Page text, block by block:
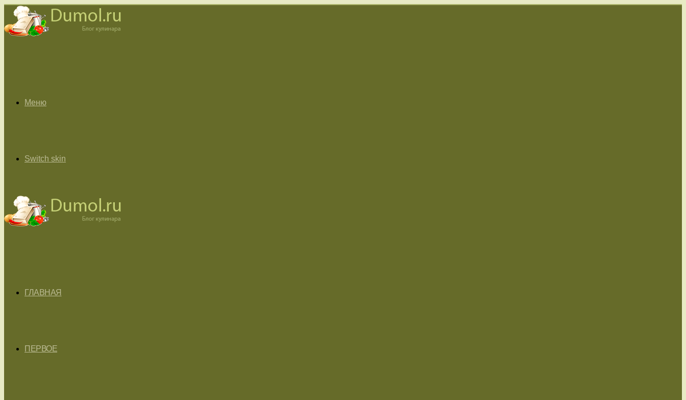
Меню
Switch skin
ГЛАВНАЯ
ПЕРВОЕ